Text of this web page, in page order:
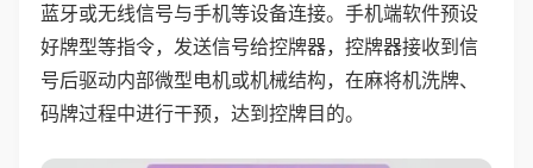
蓝牙或无线信号与手机等设备连接。手机端软件预设
好牌型等指令，发送信号给控牌器，控牌器接收到信
号后驱动内部微型电机或机械结构，在麻将机洗牌、
码牌过程中进行干预，达到控牌目的。